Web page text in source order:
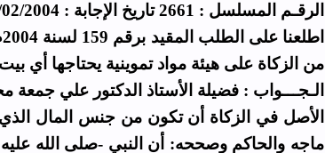
الرقـم المسلسل : 2661 تاريخ الإجابة : 16/02/2004
من الزكاة على هيئة مواد تموينية يحتاجها أي
الـجـــواب : فضيلة الأستاذ الدكتور علي جمعة
الأصل في الزكاة أن تكون من جنس المال
ماجه والحاكم وصححه: أن النبي -صلى الله